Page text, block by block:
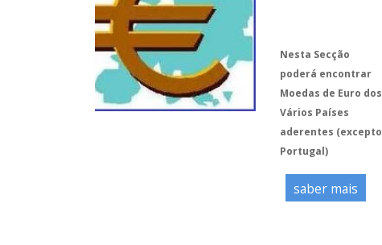
Nesta Secção
poderá encontrar
Moedas de Euro dos
Vários Países
aderentes (excepto
Portugal)
saber mais